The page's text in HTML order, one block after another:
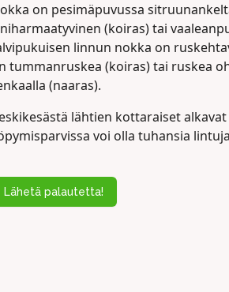
on pesimäpuvussa
(koiras) tai
linnun nokka on
tummanruskea (koiras) tai ruskea
(naaras).
lähtien kottaraiset
voi olla tuhansia
Lähetä palautetta!